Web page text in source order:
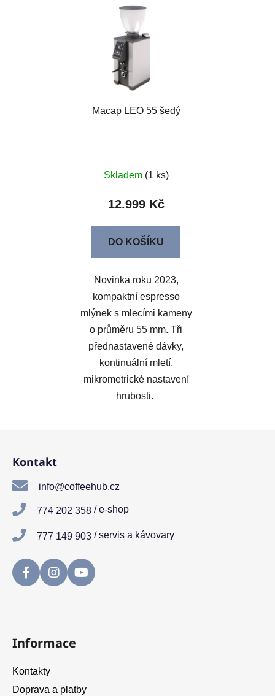
Macap LEO 55 šedý
Skladem (1 ks)
12.999 Kč
DO KOŠÍKU
Novinka roku 2023,
kompaktní espresso
mlýnek s mlecími kameny
o průměru 55 mm. Tři
přednastavené dávky,
kontinuální mletí,
mikrometrické nastavení
hrubosti.
Kontakt
info@coffeehub.cz
774 202 358 / e-shop
777 149 903 / servis a kávovary
Informace
Kontakty
Doprava a platby